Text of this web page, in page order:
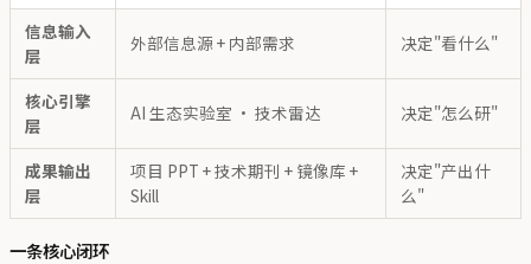
信息输入
层
外部信息源 + 内部需求 决定"看什么"
核心引擎
层
AI 生态实验室 · 技术雷达 决定"怎么研"
成果输出
层
项目 PPT + 技术期刊 + 镜像库 +
Skill
决定"产出什
么"
一条核心闭环